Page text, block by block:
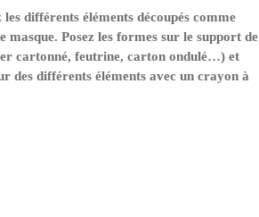
différents éléments découpés comme
Posez les formes sur le support de
cartonné, feutrine, carton ondulé…) et
des différents éléments avec un crayon à